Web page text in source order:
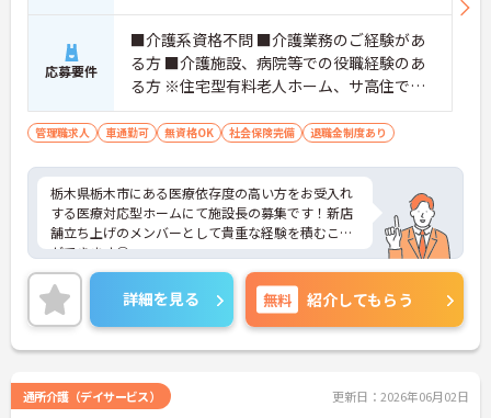
応募要件
■介護系資格不問 ■介護業務のご経験があ
る方 ■介護施設、病院等での役職経験のあ
る方 ※住宅型有料老人ホーム、サ高住での
施設長経験のある方歓迎
管理職求人 車通勤可 無資格OK 社会保険完備 退職金制度あり
栃木県栃木市にある医療依存度の高い方をお受入れ
する医療対応型ホームにて施設長の募集です！新店
舗立ち上げのメンバーとして貴重な経験を積むこと
ができます◎
管理者の経験を積みキャリア形成を高めたい方や、
職員のマネジメントに携わりたい方にもおすすめの
求人です！
ご興味のある方には、面接対策ポイントなど、さら
に詳細をお話しいたしますのでお気軽にご相談くだ
詳細を見る 無料 紹介してもらう
通所介護（デイサービス） 更新日：2026年06月02日